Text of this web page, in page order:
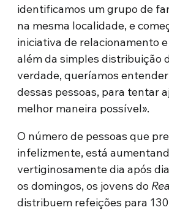
identificamos um grupo de
na mesma localidade, e
iniciativa de relacionamento
além da simples distribuição
verdade, queríamos
dessas pessoas, para tentar
melhor maneira possível».
O número de pessoas que
infelizmente, está
vertiginosamente dia após
os domingos, os jovens do
distribuem refeições para